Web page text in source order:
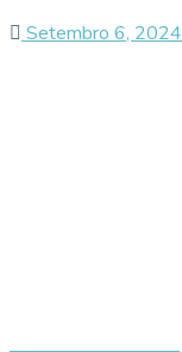
Setembro 6, 2024